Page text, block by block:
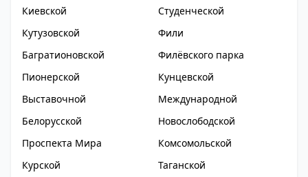
Киевской
Студенческой
Кутузовской
Фили
Багратионовской
Филёвского парка
Пионерской
Кунцевской
Выставочной
Международной
Белорусской
Новослободской
Проспекта Мира
Комсомольской
Курской
Таганской